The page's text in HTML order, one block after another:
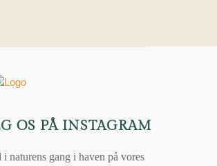
OS PÅ INSTAGRAM
i naturens gang i haven på vores